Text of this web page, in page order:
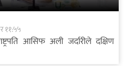
११:५५
आसिफ अली जर्दारीले दक्षिण